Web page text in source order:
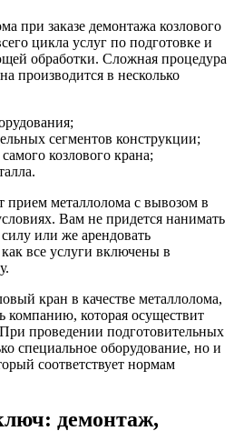
при заказе демонтажа козлового
цикла услуг по подготовке и
обработки. Сложная процедура
производится в несколько
сегментов конструкции;
козлового крана;
прием металлолома с вывозом в
Вам не придется нанимать
или же арендовать
все услуги включены в
кран в качестве металлолома,
компанию, которая осуществит
проведении подготовительных
специальное оборудование, но и
соответствует нормам
демонтаж,